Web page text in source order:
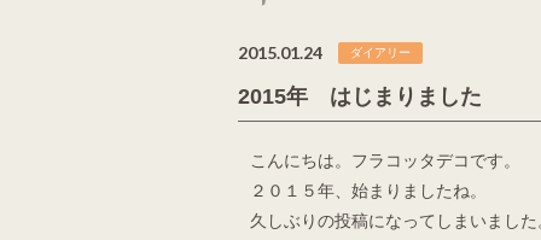
2015.01.24 ダイアリー
2015年 はじまりました
こんにちは。フラコッタデコです。
２０１５年、始まりましたね。
久しぶりの投稿になってしまいました